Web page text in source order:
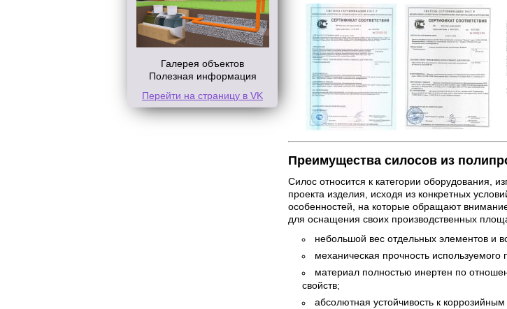
Галерея объектов
Полезная информация
Перейти на страницу в VK
Преимущества силосов из
Силос относится к категории оборудования,
проекта изделия, исходя из конкретных
особенностей, на которые обращают
для оснащения своих производственных
небольшой вес отдельных элементов и
механическая прочность используемого
материал полностью инертен по
свойств;
абсолютная устойчивость к